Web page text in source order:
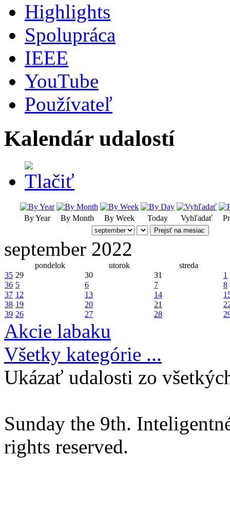
Highlights
Spolupráca
IEEE
YouTube
Používateľ
Kalendár udalostí
By Year By Month By Week Today Vyhľadať
Prejsť na mesiac
september 2022
pondelok utorok
streda
35 29 30 31
1
36 5 6 7
8
37 12 13 14
38 19 20 21
39 26 27 28
Akcie labaku
Všetky kategórie ...
Ukázať udalosti zo
Sunday the 9th.
rights reserved.